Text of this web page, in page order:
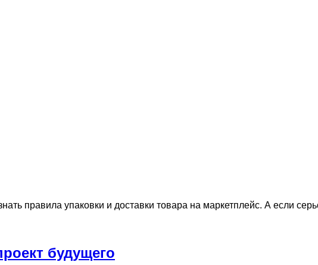
правила упаковки и доставки товара на маркетплейс. А если
будущего